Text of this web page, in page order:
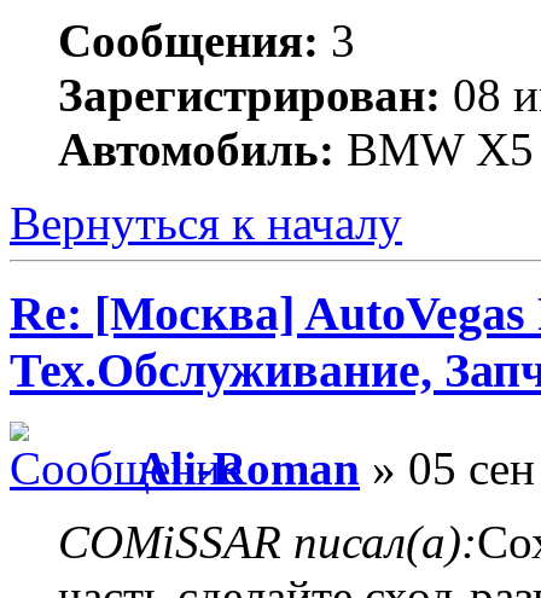
Сообщения: 3
Зарегистрирован: 08
Автомобиль: BMW X5
Вернуться к началу
Re: [Москва]
Тех.Обслуживание,
Ali-Roman » 05
COMiSSAR писал(а):